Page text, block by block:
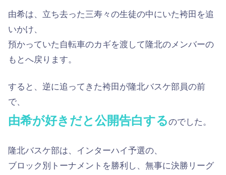
由希は、立ち去った三寿々の生徒の中にいた袴田を追
いかけ、
預かっていた自転車のカギを渡して隆北のメンバーの
もとへ戻ります。
すると、逆に追ってきた袴田が隆北バスケ部員の前
で、
由希が好きだと公開告白するのでした。
隆北バスケ部は、インターハイ予選の、
ブロック別トーナメントを勝利し、無事に決勝リーグ